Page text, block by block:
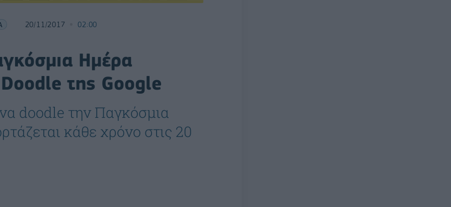
20/11/2017 02:00
Ημέρα
της Google
doodle την Παγκόσμια
κάθε χρόνο στις 20